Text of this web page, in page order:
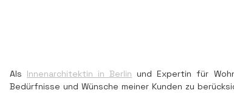
Als Innenarchitektin in Berlin und Expertin für
Bedürfnisse und Wünsche meiner Kunden zu